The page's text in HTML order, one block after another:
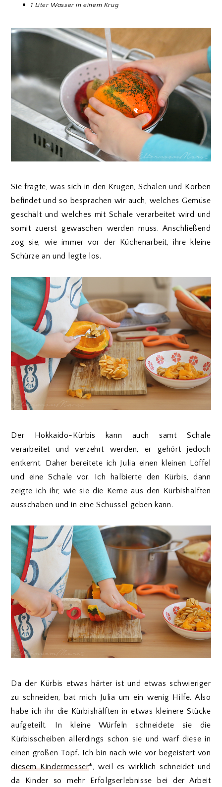
1 Liter Wasser in einem Krug
Sie fragte, was sich in den Krügen, Schalen und Körben
befindet und so besprachen wir auch, welches Gemüse
geschält und welches mit Schale verarbeitet wird und
somit zuerst gewaschen werden muss. Anschließend
zog sie, wie immer vor der Küchenarbeit, ihre kleine
Schürze an und legte los.
Der Hokkaido-Kürbis kann auch samt Schale
verarbeitet und verzehrt werden, er gehört jedoch
entkernt. Daher bereitete ich Julia einen kleinen Löffel
und eine Schale vor. Ich halbierte den Kürbis, dann
zeigte ich ihr, wie sie die Kerne aus den Kürbishälften
ausschaben und in eine Schüssel geben kann.
Da der Kürbis etwas härter ist und etwas schwieriger
zu schneiden, bat mich Julia um ein wenig Hilfe. Also
habe ich ihr die Kürbishälften in etwas kleinere Stücke
aufgeteilt. In kleine Würfeln schneidete sie die
Kürbisscheiben allerdings schon sie und warf diese in
einen großen Topf. Ich bin nach wie vor begeistert von
diesem Kindermesser*, weil es wirklich schneidet und
da Kinder so mehr Erfolgserlebnisse bei der Arbeit